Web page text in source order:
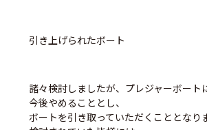
引き上げられたボート
諸々検討しましたが、プレジャーボート
今後やめることとし、
ボートを引き取っていただくこととなり